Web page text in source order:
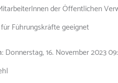
der Öffentlichen
Führungskräfte geeignet
Donnerstag, 16. November 2023